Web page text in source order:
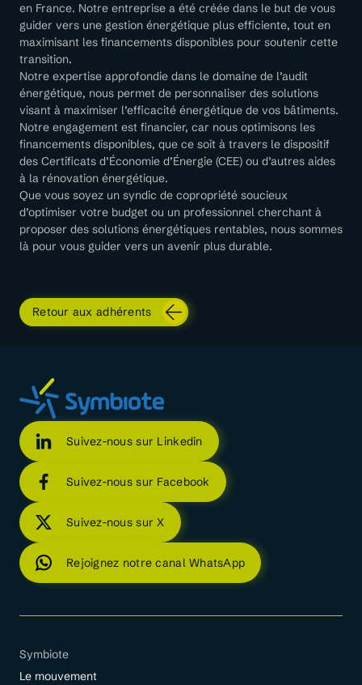
Retour aux adhérents
en France. Notre entreprise a été créée dans le but de vous
guider vers une gestion énergétique plus efficiente, tout en
maximisant les financements disponibles pour soutenir cette
transition.
Notre expertise approfondie dans le domaine de l’audit
énergétique, nous permet de personnaliser des solutions
visant à maximiser l’efficacité énergétique de vos bâtiments.
Notre engagement est financier, car nous optimisons les
financements disponibles, que ce soit à travers le dispositif
des Certificats d’Économie d’Énergie (CEE) ou d’autres aides
à la rénovation énergétique.
Que vous soyez un syndic de copropriété soucieux
d’optimiser votre budget ou un professionnel cherchant à
proposer des solutions énergétiques rentables, nous sommes
là pour vous guider vers un avenir plus durable.
Suivez-nous sur Linkedin
Suivez-nous sur Facebook
Suivez-nous sur X
Rejoignez notre canal WhatsApp
Symbiote
Le mouvement